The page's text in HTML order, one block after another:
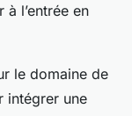
l’entrée en
le domaine de
intégrer une